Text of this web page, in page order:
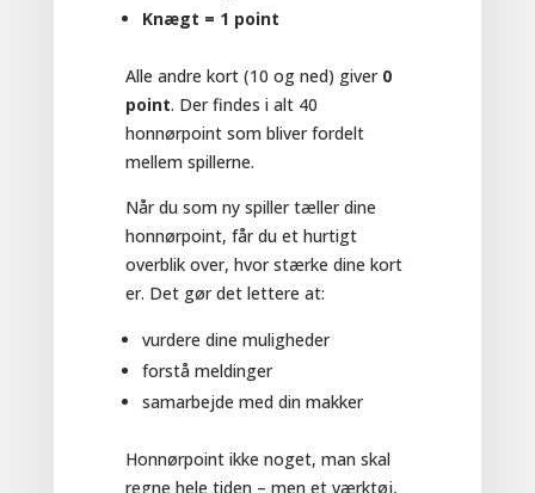
Knægt = 1 point
Alle andre kort (10 og ned) giver 0
point. Der findes i alt 40
honnørpoint som bliver fordelt
mellem spillerne.
Når du som ny spiller tæller dine
honnørpoint, får du et hurtigt
overblik over, hvor stærke dine kort
er. Det gør det lettere at:
vurdere dine muligheder
forstå meldinger
samarbejde med din makker
Honnørpoint ikke noget, man skal
regne hele tiden – men et værktøj,